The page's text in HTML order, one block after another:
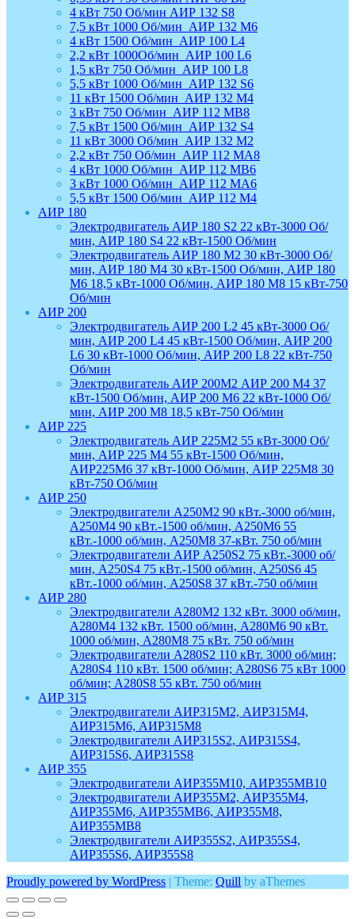
4 кВт 750 Об/мин АИР 132 S8
7,5 кВт 1000 Об/мин_АИР 132 М6
4 кВт 1500 Об/мин_АИР 100 L4
2,2 кВт 1000Об/мин_АИР 100 L6
1,5 кВт 750 Об/мин_АИР 100 L8
5,5 кВт 1000 Об/мин_АИР 132 S6
11 кВт 1500 Об/мин_АИР 132 М4
3 кВт 750 Об/мин_АИР 112 МВ8
7,5 кВт 1500 Об/мин_АИР 132 S4
11 кВт 3000 Об/мин_АИР 132 М2
2,2 кВт 750 Об/мин_АИР 112 МА8
4 кВт 1000 Об/мин_АИР 112 МВ6
3 кВт 1000 Об/мин_АИР 112 МА6
5,5 кВт 1500 Об/мин_АИР 112 М4
АИР 180
Электродвигатель АИР 180 S2 22 кВт-3000 Об/
мин, АИР 180 S4 22 кВт-1500 Об/мин
Электродвигатель АИР 180 М2 30 кВт-3000 Об/
мин, АИР 180 М4 30 кВт-1500 Об/мин, АИР 180
М6 18,5 кВт-1000 Об/мин, АИР 180 М8 15 кВт-750
Об/мин
АИР 200
Электродвигатель АИР 200 L2 45 кВт-3000 Об/
мин, АИР 200 L4 45 кВт-1500 Об/мин, АИР 200
L6 30 кВт-1000 Об/мин, АИР 200 L8 22 кВт-750
Об/мин
Электродвигатель АИР 200М2 АИР 200 М4 37
кВт-1500 Об/мин, АИР 200 М6 22 кВт-1000 Об/
мин, АИР 200 М8 18,5 кВт-750 Об/мин
АИР 225
Электродвигатель АИР 225М2 55 кВт-3000 Об/
мин, АИР 225 М4 55 кВт-1500 Об/мин,
АИР225М6 37 кВт-1000 Об/мин, АИР 225М8 30
кВт-750 Об/мин
АИР 250
Электродвигатели A250M2 90 кВт.-3000 об/мин,
A250M4 90 кВт.-1500 об/мин, A250M6 55
кВт.-1000 об/мин, A250M8 37-кВт. 750 об/мин
Электродвигатели АИР А250S2 75 кВт.-3000 об/
мин, A250S4 75 кВт.-1500 об/мин, A250S6 45
кВт.-1000 об/мин, A250S8 37 кВт.-750 об/мин
АИР 280
Электродвигатели A280M2 132 кВт. 3000 об/мин,
A280M4 132 кВт. 1500 об/мин, A280M6 90 кВт.
1000 об/мин, A280M8 75 кВт. 750 об/мин
Электродвигатели A280S2 110 кВт. 3000 об/мин;
A280S4 110 кВт. 1500 об/мин; A280S6 75 кВт 1000
об/мин; A280S8 55 кВт. 750 об/мин
АИР 315
Электродвигатели АИР315M2, АИР315M4,
АИР315M6, АИР315M8
Электродвигатели АИР315S2, АИР315S4,
АИР315S6, АИР315S8
АИР 355
Электродвигатели АИР355M10, АИР355MB10
Электродвигатели АИР355M2, АИР355M4,
АИР355M6, АИР355MB6, АИР355M8,
АИР355MB8
Электродвигатели АИР355S2, АИР355S4,
АИР355S6, АИР355S8
Proudly powered by WordPress | Theme: Quill by aThemes